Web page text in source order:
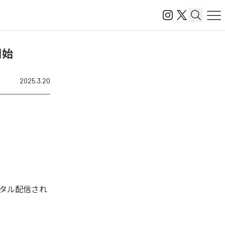
始
2025.3.20
ル配信され